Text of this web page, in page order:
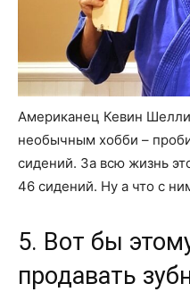
Американец Кевин
необычным хобби –
сидений. За всю жизнь
46 сидений. Ну а что с
5. Вот бы
продавать